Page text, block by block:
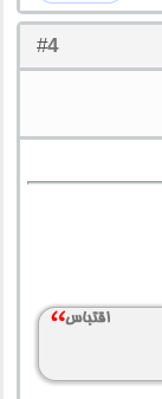
#
4